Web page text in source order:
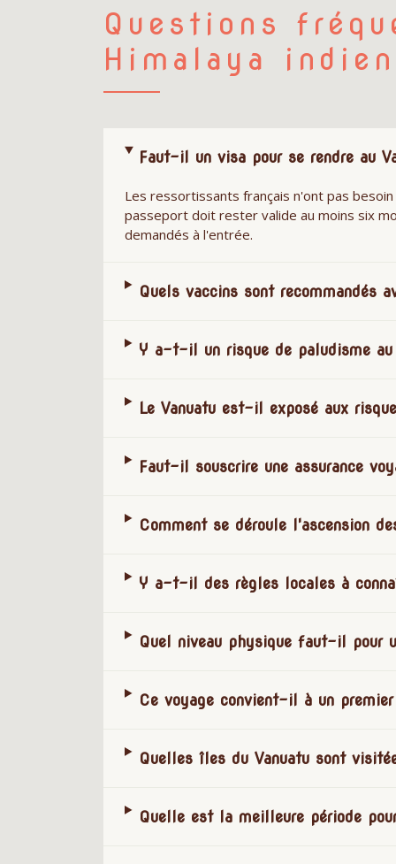
Questions
Himalaya indien
Faut-il un visa pour se rendre au
Les ressortissants français n'ont pas
passeport doit rester valide au moins six
demandés à l'entrée.
Quels vaccins sont recommandés
Y a-t-il un risque de paludisme au
Le Vanuatu est-il exposé aux
Faut-il souscrire une assurance
Comment se déroule l'ascension
Y a-t-il des règles locales à
Quel niveau physique faut-il pour
Ce voyage convient-il à un
Quelles îles du Vanuatu sont
Quelle est la meilleure période